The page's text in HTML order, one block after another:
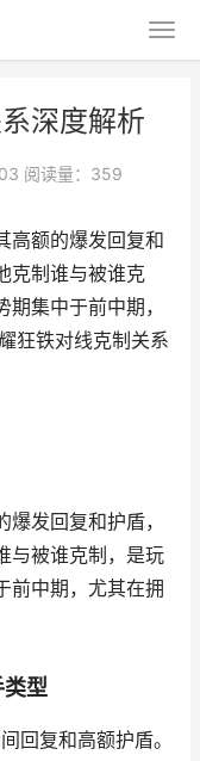
深度解析
阅读量：359
高额的爆发回复和
克制谁与被谁克
集中于前中期，
狂铁对线克制关系
发回复和护盾，
与被谁克制，是玩
前中期，尤其在拥
型
回复和高额护盾。